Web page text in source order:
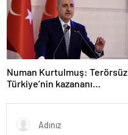
Numan Kurtulmuş: Terörsüz
Türkiye’nin kazananı